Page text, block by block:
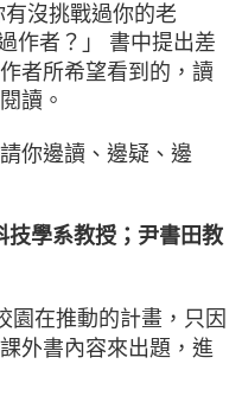
沒挑戰過你的老
作者？」 書中提出差
者所希望看到的，讀
讀。
你邊讀、邊疑、邊
技學系教授；尹書田教
園在推動的計畫，只因
外書內容來出題，進